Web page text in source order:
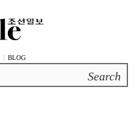
BLOG